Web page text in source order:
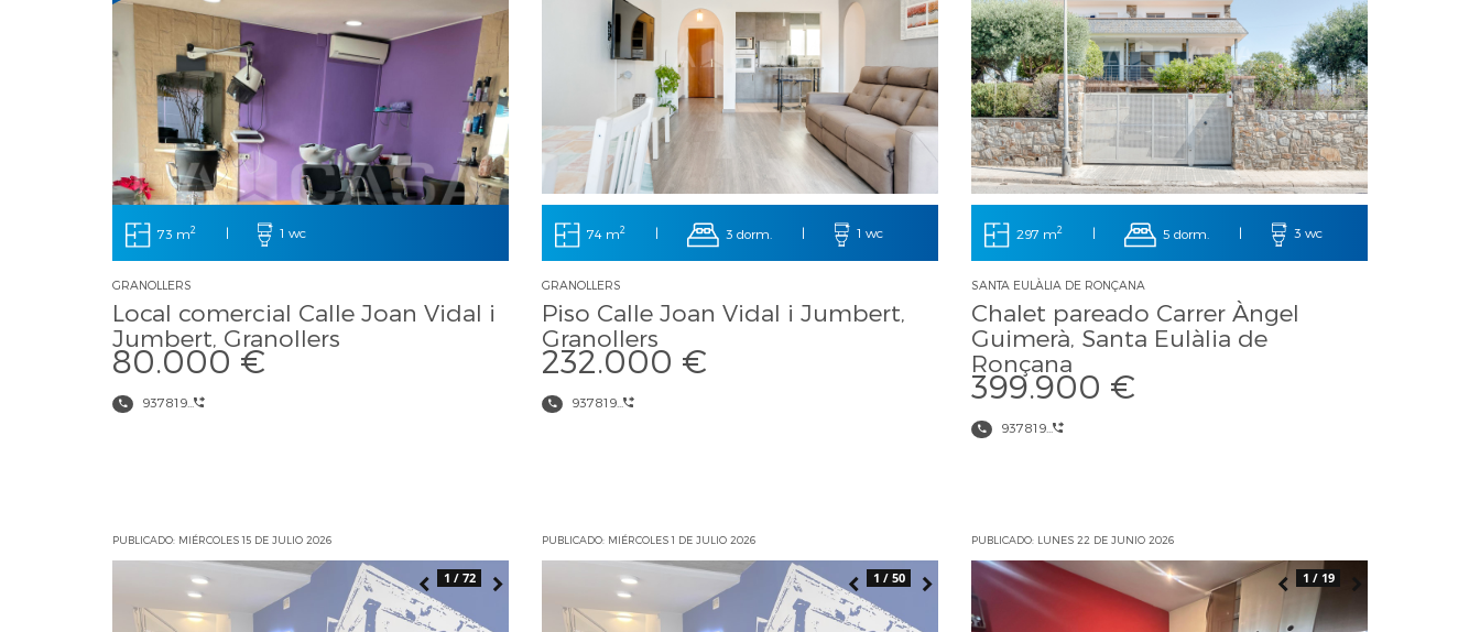
73 m2 | 1 wc
GRANOLLERS
Local comercial Calle Joan Vidal i
Jumbert, Granollers
80.000 €
937819...
74 m2 | 3 dorm. | 1 wc
GRANOLLERS
Piso Calle Joan Vidal i Jumbert,
Granollers
232.000 €
937819...
297 m2 | 5 dorm. | 3 wc
SANTA EULÀLIA DE RONÇANA
Chalet pareado Carrer Àngel
Guimerà, Santa Eulàlia de
Ronçana
399.900 €
937819...
PUBLICADO: MIÉRCOLES 15 DE JULIO 2026
1 / 72
PUBLICADO: MIÉRCOLES 1 DE JULIO 2026
1 / 50
PUBLICADO: LUNES 22 DE JUNIO 2026
1 / 19